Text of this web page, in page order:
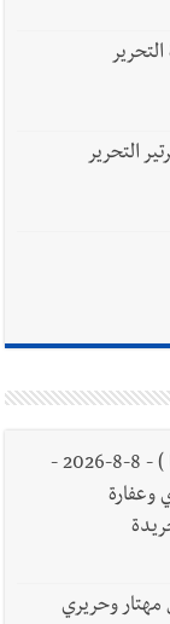
التحرير
وفاة دايفيد علي غازي غريري في أميركا (أريزونا ) - 8-8-2026 -
واروادي وعفارة
هدية إبراهيم مهتار - 9-8-2026 آل مهتار وحريري